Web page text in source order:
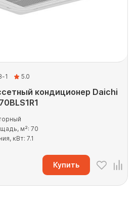
1 5.0
кондиционер Daichi
м²: 70
кВт: 7.1
Купить